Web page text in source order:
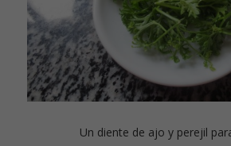
Un diente de ajo y perejil